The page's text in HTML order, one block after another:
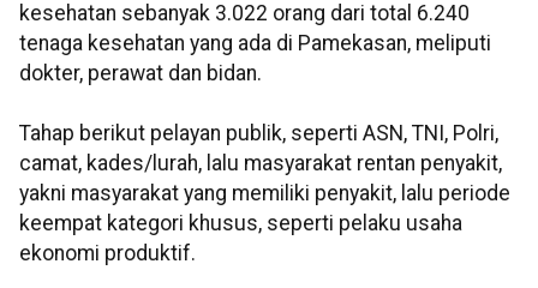
kesehatan sebanyak 3.022 orang dari total 6.240
tenaga kesehatan yang ada di Pamekasan, meliputi
dokter, perawat dan bidan.
Tahap berikut pelayan publik, seperti ASN, TNI, Polri,
camat, kades/lurah, lalu masyarakat rentan penyakit,
yakni masyarakat yang memiliki penyakit, lalu periode
keempat kategori khusus, seperti pelaku usaha
ekonomi produktif.